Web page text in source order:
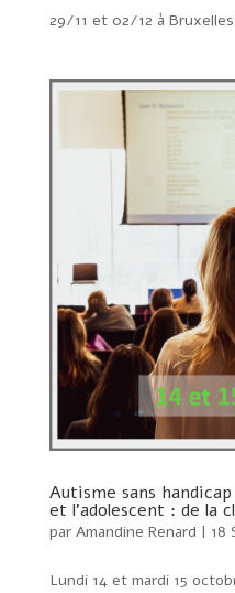
29/11 et 02/12 à
Autisme sans
et l’adolescent : de la
par Amandine Renard | 18
Lundi 14 et mardi 15